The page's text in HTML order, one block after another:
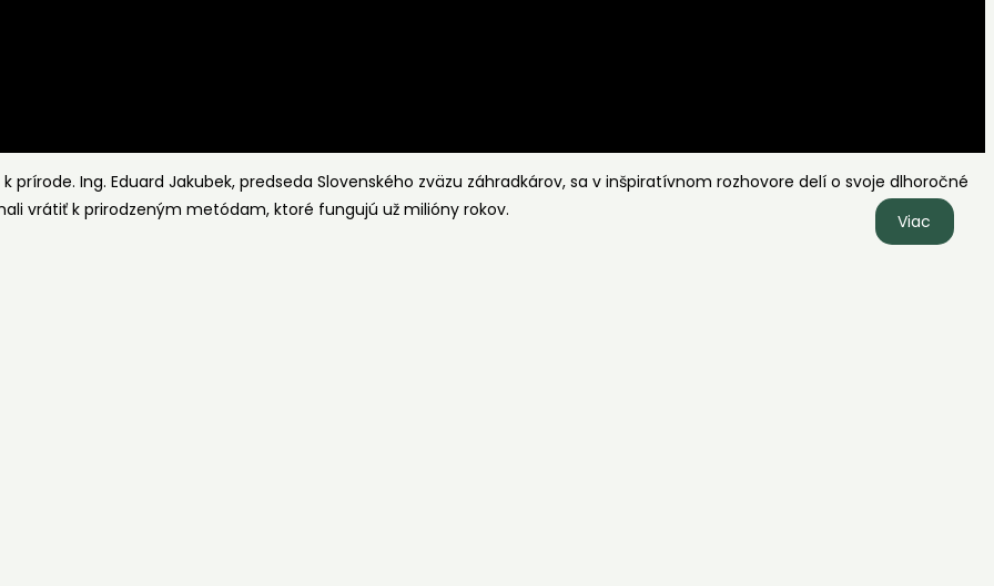
Ing. Eduard Jakubek, predseda Slovenského zväzu záhradkárov, sa v inšpiratívnom rozhovore delí o svoje dlhoročné
vrátiť k prirodzeným metódam, ktoré fungujú už milióny rokov.
Viac Ako
sa